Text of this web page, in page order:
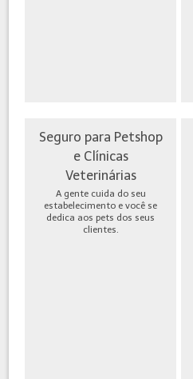
Seguro para Petshop
e Clínicas
Veterinárias
A gente cuida do seu
estabelecimento e você se
dedica aos pets dos seus
clientes.